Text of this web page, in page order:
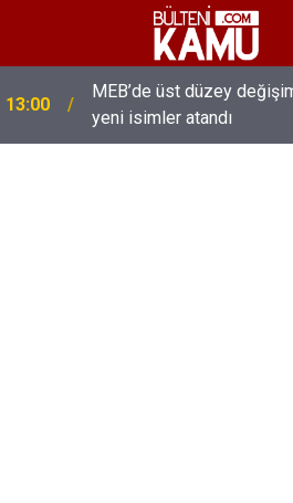
13:00
MEB’de üst düzey
yeni isimler atandı